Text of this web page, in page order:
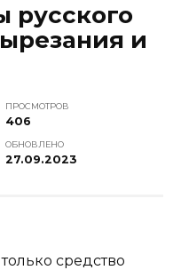
русского
и
ПРОСМОТРОВ
406
ОБНОВЛЕНО
27.09.2023
средство